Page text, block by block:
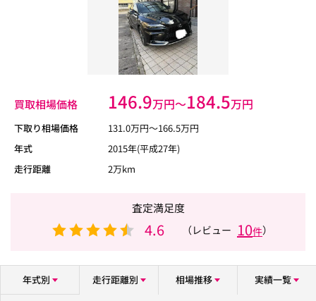
買取相場価格 146.9万円〜184.5万円
下取り相場価格 131.0万円〜166.5万円
年式
2015年(平成27年)
走行距離
2万km
査定満足度
4.6 （レビュー 10件）
年式別 走行距離別 相場推移 実績一覧